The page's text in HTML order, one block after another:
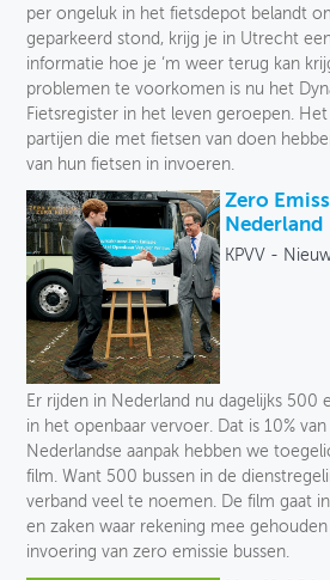
Soort
per ongeluk in het fietsdepot belandt
geparkeerd stond, krijg je in Utrecht
informatie hoe je ‘m weer terug kan
problemen te voorkomen is nu het
Fietsregister in het leven geroepen.
partijen die met fietsen van doen
van hun fietsen in invoeren.
Zero
Nederland
KPVV -
Er rijden in Nederland nu dagelijks 500
in het openbaar vervoer. Dat is 10% van
Nederlandse aanpak hebben we
film. Want 500 bussen in de
verband veel te noemen. De film gaat
en zaken waar rekening mee
invoering van zero emissie bussen.